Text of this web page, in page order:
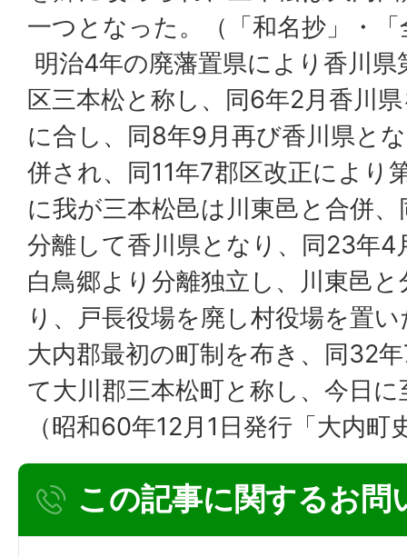
一つとなった。（「和名抄」・
明治4年の廃藩置県により香川県
区三本松と称し、同6年2月香川
に合し、同8年9月再び香川県と
併され、同11年7郡区改正により
に我が三本松邑は川東邑と合併
分離して香川県となり、同23年4
白鳥郷より分離独立し、川東邑
り、戸長役場を廃し村役場を置
大内郡最初の町制を布き、同32
て大川郡三本松町と称し、今日
（昭和60年12月1日発行「大内町
この記事に関するお問